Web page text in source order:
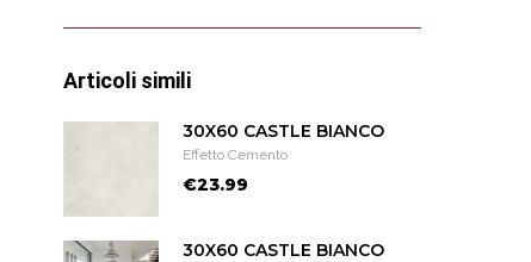
Articoli simili
30X60 CASTLE BIANCO
Effetto Cemento
€23.99
30X60 CASTLE BIANCO